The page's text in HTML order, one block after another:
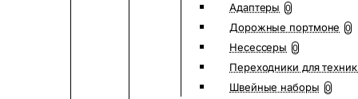
Адаптеры 0
Дорожные портмоне 0
Несессеры 0
Переходники для
Швейные наборы 0